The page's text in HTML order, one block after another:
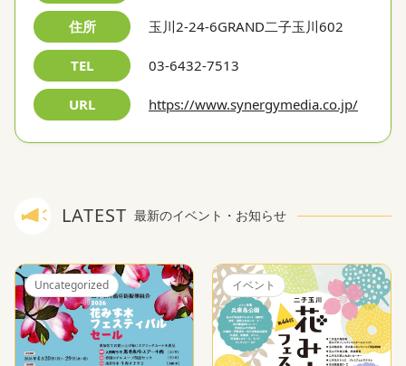
住所 玉川2-24-6GRAND二子玉川602
TEL 03-6432-7513
URL https://www.synergymedia.co.jp/
LATEST 最新のイベント・お知らせ
Uncategorized イベント